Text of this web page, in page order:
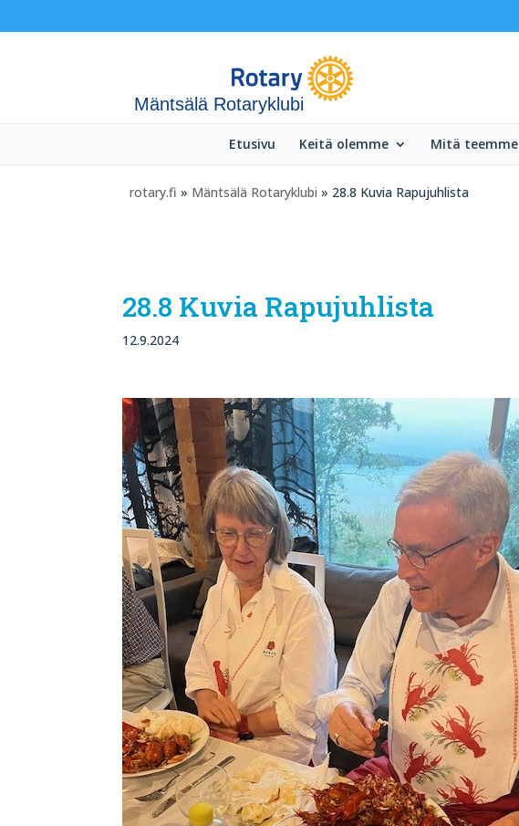
Mäntsälä Rotaryklubi
Etusivu Keitä olemme Mitä teemme
rotary.fi » Mäntsälä Rotaryklubi » 28.8 Kuvia Rapujuhlista
28.8 Kuvia Rapujuhlista
12.9.2024